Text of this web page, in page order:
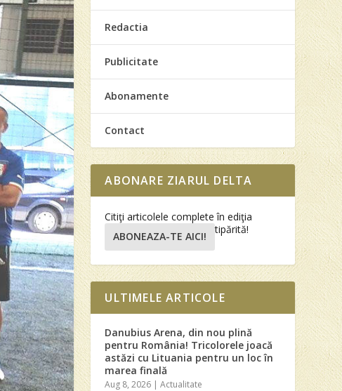
Redactia
Publicitate
Abonamente
Contact
ABONARE ZIARUL DELTA
Citiţi articolele complete în ediţia
tipărită!
ABONEAZA-TE AICI!
ULTIMELE ARTICOLE
Danubius Arena, din nou plină
pentru România! Tricolorele joacă
astăzi cu Lituania pentru un loc în
marea finală
Aug 8, 2026 |Actualitate